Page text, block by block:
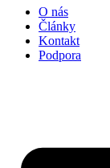
O nás
Články
Kontakt
Podpora